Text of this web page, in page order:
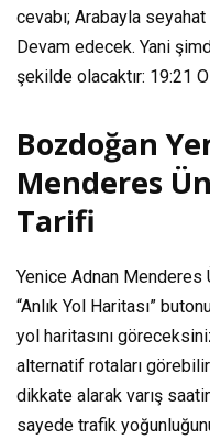
cevabı; Arabayla
Devam edecek. Yani
şekilde olacaktır: 19:21
Bozdoğan
Menderes
Tarifi
Yenice Adnan
“Anlık Yol Haritası”
yol haritasını
alternatif rotaları
dikkate alarak varış
sayede trafik